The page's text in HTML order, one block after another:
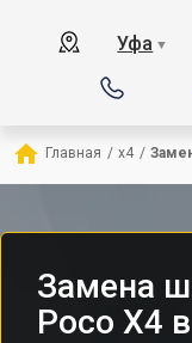
Уфа ▼
Главная / x4 /
Замена
Poco X4